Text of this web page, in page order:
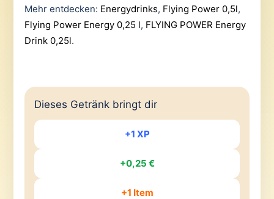
Mehr entdecken: Energydrinks, Flying Power 0,5l,
Flying Power Energy 0,25 l, FLYING POWER Energy
Drink 0,25l.
Dieses Getränk bringt dir
+1 XP
+0,25 €
+1 Item